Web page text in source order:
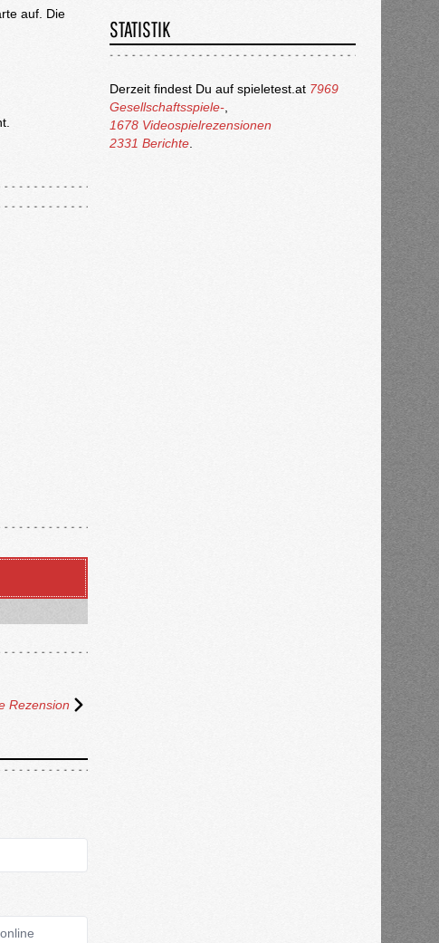
auf. Die
Rezension
STATISTIK
Derzeit findest Du auf spieletest.at 7969
Gesellschaftsspiele-,
1678 Videospielrezensionen
2331 Berichte.